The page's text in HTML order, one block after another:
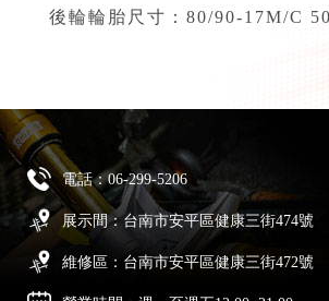
後輪輪胎尺寸：80/90-17M/C
電話：06-299-5206
展示間：台南市安平區健康三街474號
維修區：台南市安平區健康三街472號